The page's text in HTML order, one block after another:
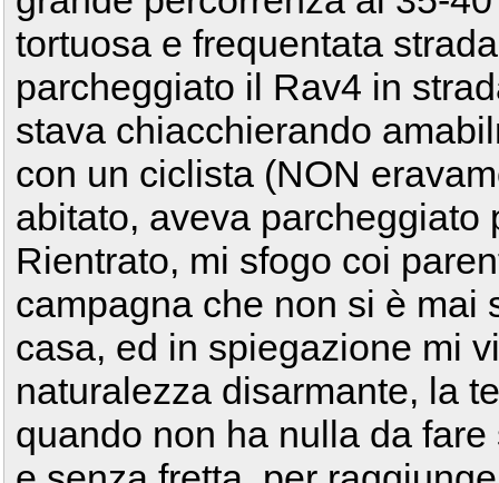
tortuosa e frequentata
parcheggiato il Rav4 in
stava chiacchierando
con un ciclista (NON
abitato, aveva
Rientrato, mi sfogo coi
campagna che non si è mai
casa, ed in spiegazione mi
naturalezza disarmante, la
quando non ha nulla da